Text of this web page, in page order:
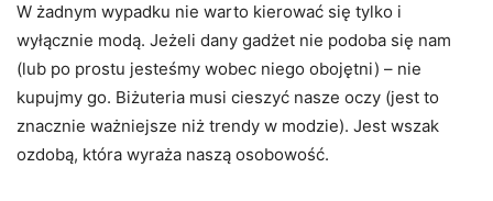
W żadnym wypadku nie warto kierować się tylko i
wyłącznie modą. Jeżeli dany gadżet nie podoba się nam
(lub po prostu jesteśmy wobec niego obojętni) – nie
kupujmy go. Biżuteria musi cieszyć nasze oczy (jest to
znacznie ważniejsze niż trendy w modzie). Jest wszak
ozdobą, która wyraża naszą osobowość.